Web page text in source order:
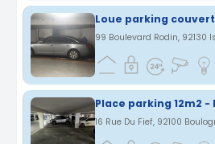
Loue parking couvert